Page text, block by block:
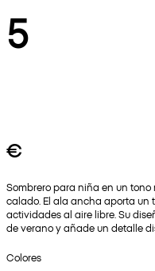
5
€
Sombrero para niña en un
calado. El ala ancha aporta un
actividades al aire libre. Su
de verano y añade un detalle
Colores